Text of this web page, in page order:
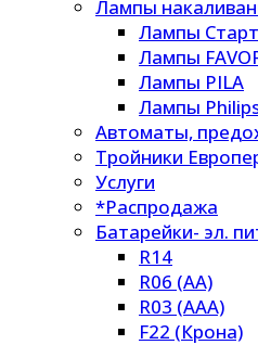
Лампы
Лампы Старт
Лампы
Лампы PILA
Лампы
Автоматы,
Тройники
Услуги
*Распродажа
Батарейки- эл.
R14
R06 (AA)
R03 (AAA)
F22 (Крона)